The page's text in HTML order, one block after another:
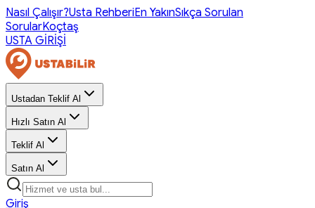
Nasıl Çalışır?Usta RehberiEn YakınSıkça Sorulan
SorularKoçtaş
USTA GİRİŞİ
Ustadan Teklif Al
Hızlı Satın Al
Teklif Al
Satın Al
Giriş